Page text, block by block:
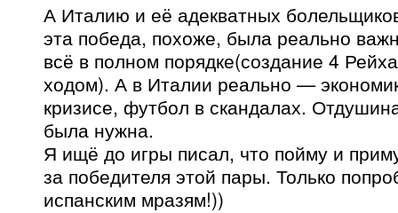
А Италию и её адекватных
эта победа, похоже, была реально
всё в полном порядке(создание 4
ходом). А в Италии реально —
кризисе, футбол в скандалах.
была нужна.
Я ищё до игры писал, что пойму и
за победителя этой пары. Только
испанским мразям!))